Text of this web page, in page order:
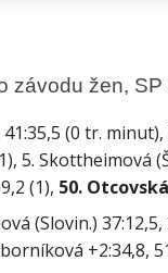
závodu žen,
(0 tr. minut),
5. Skottheimová
(1), 50. Otcovská
(Slovin.)